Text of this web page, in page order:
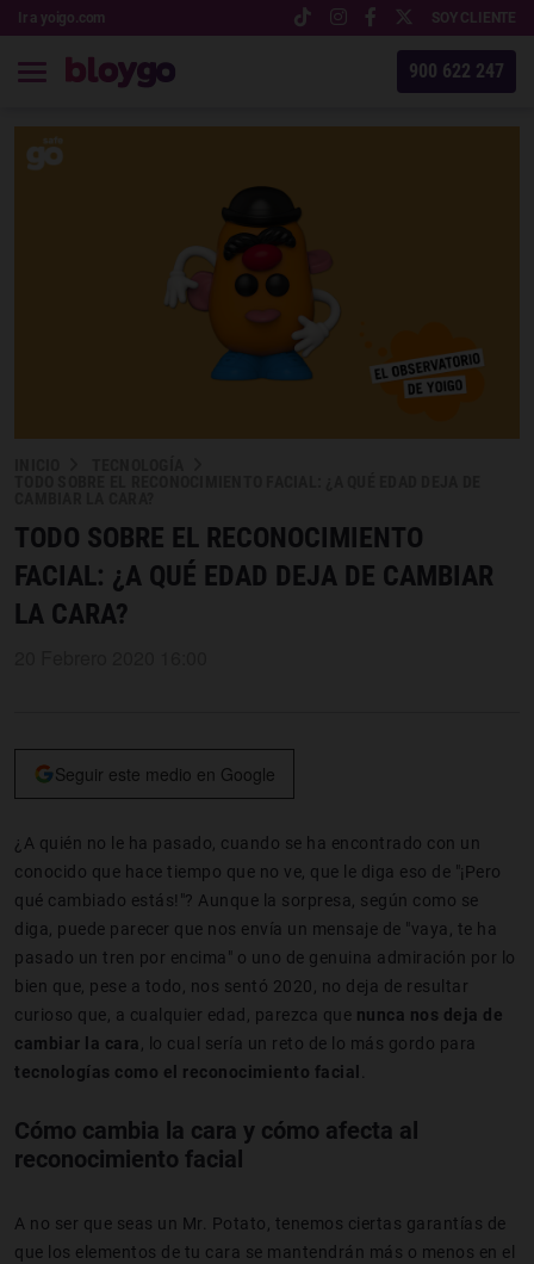
Ir a yoigo.com SOY CLIENTE
900 622 247
TODO SOBRE EL RECONOCIMIENTO
FACIAL: ¿A QUÉ EDAD DEJA DE CAMBIAR
LA CARA?
Seguir este medio en Google
¿A quién no le ha pasado, cuando se ha encontrado con un
conocido que hace tiempo que no ve, que le diga eso de "¡Pero
qué cambiado estás!"? Aunque la sorpresa, según como se
diga, puede parecer que nos envía un mensaje de "vaya, te ha
pasado un tren por encima" o uno de genuina admiración por lo
bien que, pese a todo, nos sentó 2020, no deja de resultar
curioso que, a cualquier edad, parezca que nunca nos deja de
cambiar la cara , lo cual sería un reto de lo más gordo para
tecnologías como el reconocimiento facial
Cómo cambia la cara y cómo afecta al
reconocimiento facial
A no ser que seas un Mr. Potato, tenemos ciertas garantías de
que los elementos de tu cara se mantendrán más o menos en el